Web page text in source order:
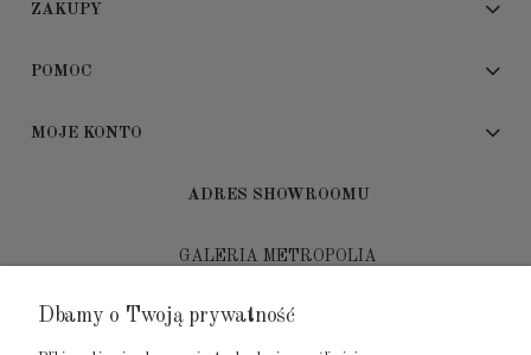
ZAKUPY
POMOC
MOJE KONTO
ADRES SHOWROOMU
GALERIA METROPOLIA
80-452 Gdańsk
Dbamy o Twoją prywatność